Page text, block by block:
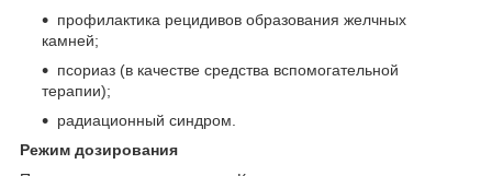
профилактика рецидивов образования желчных
камней;
псориаз (в качестве средства вспомогательной
терапии);
радиационный синдром.
Режим дозирования